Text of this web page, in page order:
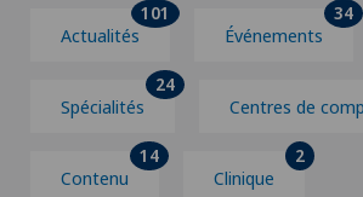
Actualités
101
Événements
34
Spécialités
24
Centres de
Contenu
14
Clinique
2